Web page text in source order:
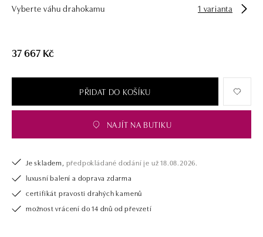
Kolekce nabízí jak dívčí mladistvé šperky, tak elegantní sofistikované
kousky.
drahých kamenů už téměř 30 let. Každý šperk je tak originál a je také
opatřen certifikátem pravosti a dodán v luxusním balení. Ať už vybíráte
námi pouze šperk, ale také chytrou investici.
Vyberte váhu drahokamu 1 varianta
37 667 Kč
PŘIDAT DO KOŠÍKU
NAJÍT NA BUTIKU
Je skladem, předpokládané dodání je už 18.08.2026.
luxusní balení a doprava zdarma
certifikát pravosti drahých kamenů
možnost vrácení do 14 dnů od převzetí